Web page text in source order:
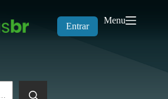
Entrar
Menu